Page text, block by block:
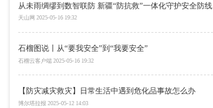
从未雨绸缪到数智联防 新疆“防抗救”一体化守护安全防线
天山网2025-05-16 19:32
石榴图说丨从“要我安全”到“我要安全”
石榴云客户端2025-05-16 19:32
【防灾减灾救灾】日常生活中遇到危化品事故怎么办
博尔塔拉报2025-05-12 14:03